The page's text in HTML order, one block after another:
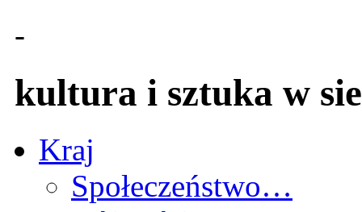
-
kultura i sztuka w
Kraj
Społeczeństwo…